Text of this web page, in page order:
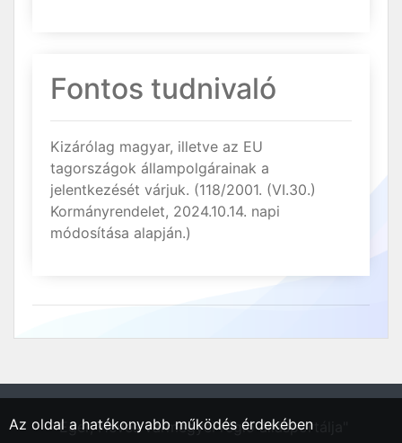
Fontos tudnivaló
Kizárólag magyar, illetve az EU
tagországok állampolgárainak a
jelentkezését várjuk. (118/2001. (VI.30.)
Kormányrendelet, 2024.10.14. napi
módosítása alapján.)
"Eger, Heves vármegyei régió állásportálja"
Az oldal a hatékonyabb működés érdekében